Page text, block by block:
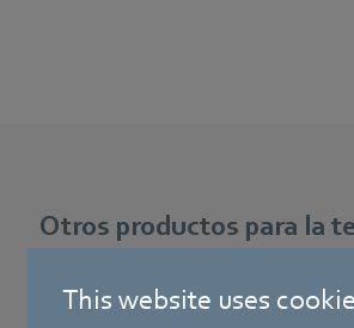
This website uses
Otros productos para la